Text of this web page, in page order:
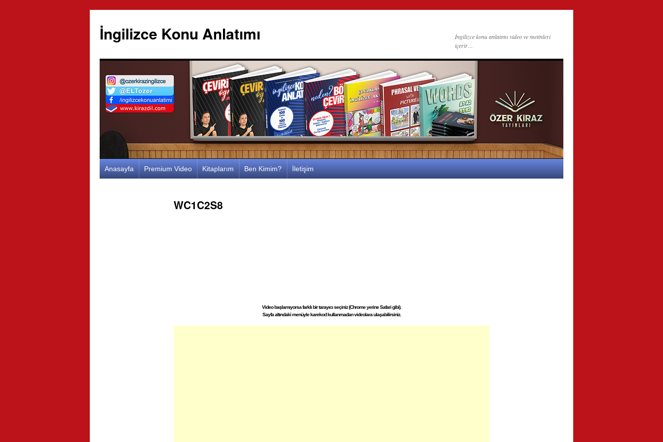
İngilizce Konu Anlatımı
İngilizce konu anlatımı video ve metinleri
içerir…
İçeriğe
Anasayfa Premium Video Kitaplarım Ben Kimim? İletişim
WC1C2S8
Video başlamıyorsa farklı bir tarayıcı seçiniz (Chrome yerine Safari gibi).
Sayfa altındaki menüyle karekod kullanmadan videolara ulaşabilirsiniz.